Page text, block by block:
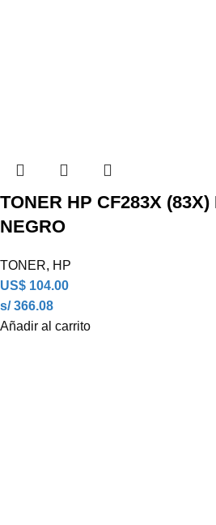
TONER HP CF283X
NEGRO
TONER, HP
US$ 104.00
s/ 366.08
Añadir al carrito